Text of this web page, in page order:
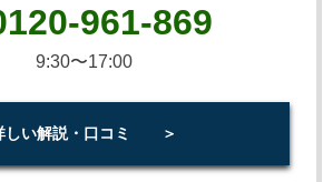
961-869
9:30〜17:00
しい解説・口コミ ＞